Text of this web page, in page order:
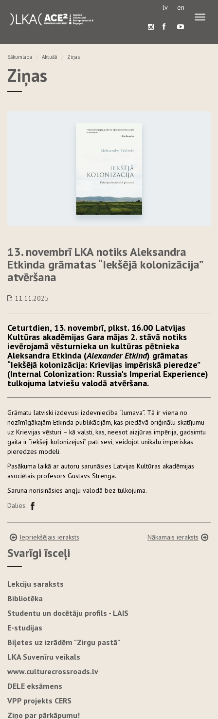
lv en
Sākumlapa Aktuāli Ziņas
Ziņas
13. novembrī LKA notiks Aleksandra
Etkinda grāmatas “Iekšējā kolonizācija”
atvēršana
11.11.2025
Ceturtdien, 13. novembrī, plkst. 16.00 Latvijas
Kultūras akadēmijas Gara mājas 2. stāvā notiks
ievērojamā vēsturnieka un kultūras pētnieka
Aleksandra Etkinda (Alexander Etkind) grāmatas
“Iekšējā kolonizācija: Krievijas impēriskā pieredze”
(Internal Colonization: Russia's Imperial Experience)
tulkojuma latviešu valodā atvēršana.
Grāmatu latviski izdevusi izdevniecība “Jumava”. Tā ir viena no
nozīmīgākajām Etkinda publikācijām, kas piedāvā oriģinālu skatījumu
uz Krievijas vēsturi – kā valsti, kas, neesot aizjūras impērija, gadsimtu
gaitā ir “iekšēji kolonizējusi” pati sevi, veidojot unikālu impēriskās
pieredzes modeli.
Pasākuma laikā ar autoru sarunāsies Latvijas Kultūras akadēmijas
asociētais profesors Gustavs Strenga.
Saruna norisināsies angļu valodā bez tulkojuma.
Dalies:
Iepriekšējais ieraksts Nākamais ieraksts
Svarīgi īsceļi
Lekciju saraksts
Bibliotēka
Studentu un docētāju profils - LAIS
E-studijas
Biļetes uz izrādēm "Zirgu pastā"
LKA Suvenīru veikals
www.culturecrossroads.lv
DELE eksāmens
VPP projekts CERS
Ziņo par pārkāpumu!